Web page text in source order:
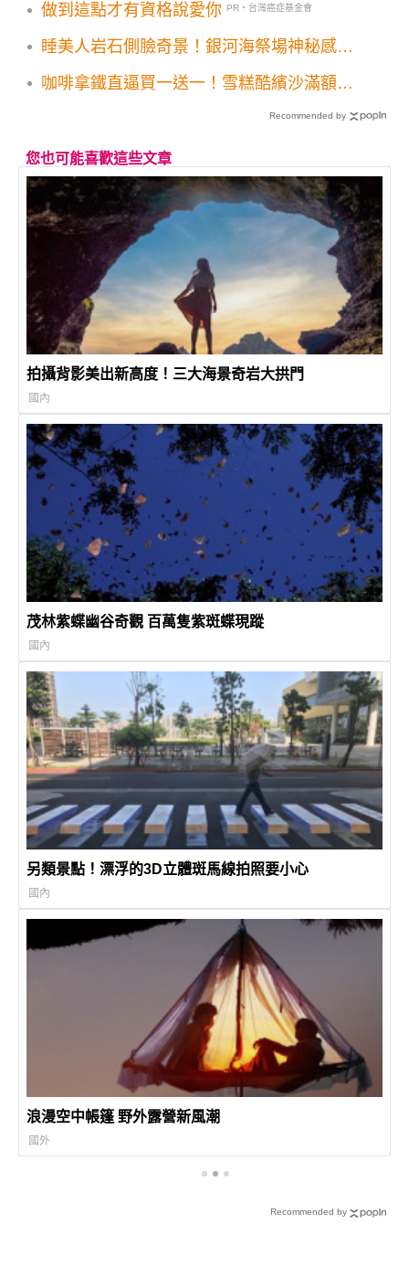
做到這點才有資格說愛你 PR・台灣癌症基金會
睡美人岩石側臉奇景！銀河海祭場神秘感爆
咖啡拿鐵直逼買一送一！雪糕酷繽沙滿額送
Recommended by
您也可能喜歡這些文章
拍攝背影美出新高度！三大海景奇岩大拱門
國內
茂林紫蝶幽谷奇觀 百萬隻紫斑蝶現蹤
國內
另類景點！漂浮的3D立體斑馬線拍照要小心
國內
浪漫空中帳篷 野外露營新風潮
國外
Recommended by